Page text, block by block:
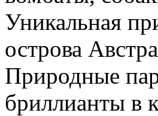
Уникальная
острова
Природные
бриллианты в